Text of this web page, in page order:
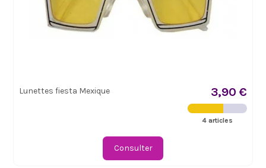
Lunettes fiesta Mexique 3,90 €
4 articles
Consulter